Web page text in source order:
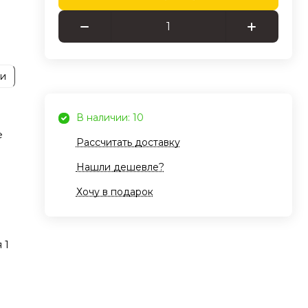
В наличии: 10
Рассчитать доставку
Нашли дешевле?
Хочу в подарок